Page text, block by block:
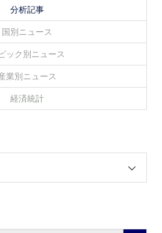
分析記事
国別ニュース
ック別ニュース
業別ニュース
経済統計